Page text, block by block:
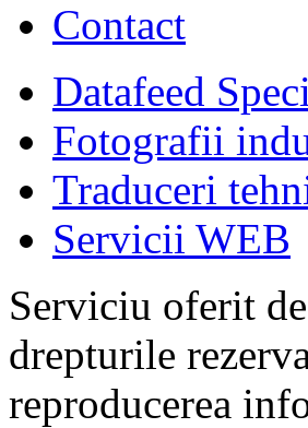
Contact
Datafeed
Fotografii
Traduceri
Servicii WEB
Serviciu oferit
drepturile
reproducerea